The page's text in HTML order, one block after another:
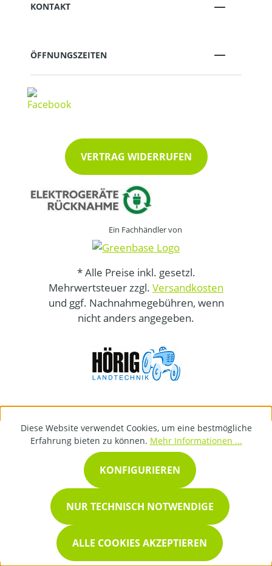
KONTAKT
ÖFFNUNGSZEITEN
VERTRAG WIDERRUFEN
Ein Fachhändler von
* Alle Preise inkl. gesetzl.
Mehrwertsteuer zzgl. Versandkosten
und ggf. Nachnahmegebühren, wenn
nicht anders angegeben.
Diese Website verwendet Cookies, um eine bestmögliche
Erfahrung bieten zu können. Mehr Informationen ...
NUR TECHNISCH NOTWENDIGE
KONFIGURIEREN
ALLE COOKIES AKZEPTIEREN